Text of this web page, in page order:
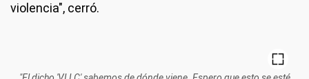
violencia", cerró.